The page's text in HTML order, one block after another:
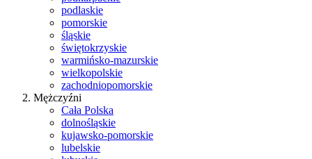
podlaskie
pomorskie
śląskie
świętokrzyskie
warmińsko-mazurskie
wielkopolskie
zachodniopomorskie
Mężczyźni
Cała Polska
dolnośląskie
kujawsko-pomorskie
lubelskie